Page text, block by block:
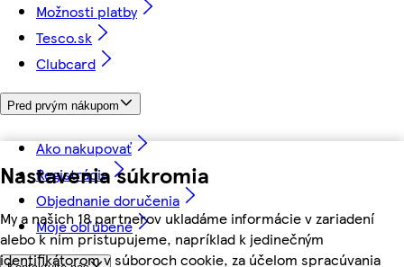
Nastavenia súkromia
My a našich 18 partnerov ukladáme informácie v zariadení
alebo k nim pristupujeme, napríklad k jedinečným
identifikátorom v súboroch cookie, za účelom spracúvania
Možnosti platby
Tesco.sk
Clubcard
Pred prvým nákupom
Ako nakupovať
Registrácia
Objednanie doručenia
Moje obľúbené